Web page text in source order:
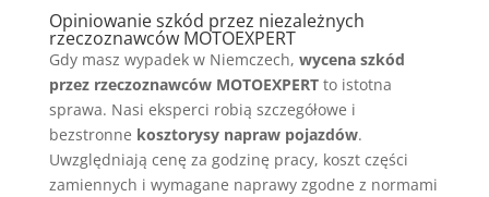
Opiniowanie szkód przez niezależnych
rzeczoznawców MOTOEXPERT
Gdy masz wypadek w Niemczech, wycena szkód
przez rzeczoznawców MOTOEXPERTto istotna
sprawa. Nasi eksperci robią szczegółowe i
bezstronne kosztorysy napraw pojazdów.
Uwzględniają cenę za godzinę pracy, koszt części
zamiennych i wymagane naprawy zgodne z normami